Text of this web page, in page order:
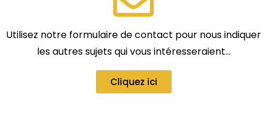
Utilisez notre formulaire de contact pour nous indiquer
les autres sujets qui vous intéresseraient…
Cliquez ici